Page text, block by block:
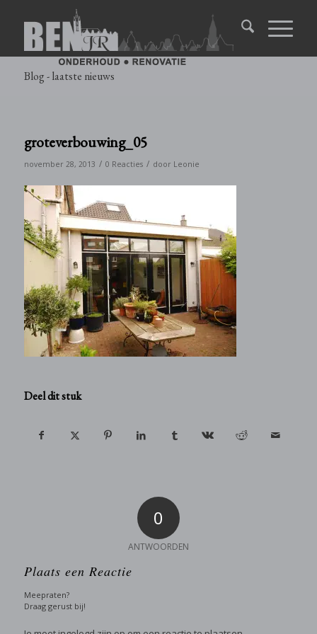
Blog - laatste nieuws
groteverbouwing_05
november 28, 2013 / 0 Reacties / door Leonie
Deel dit stuk
0
ANTWOORDEN
Plaats een Reactie
Meepraten?
Draag gerust bij!